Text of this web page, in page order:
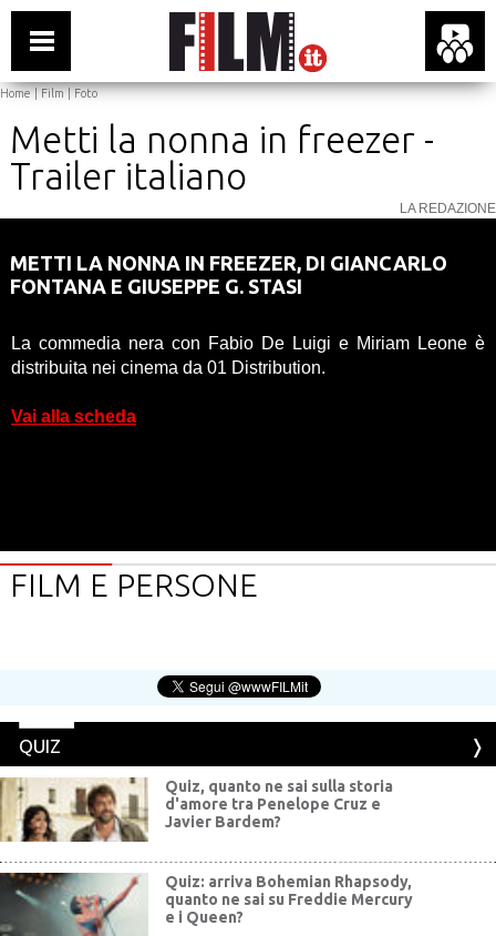
Home|Film|Foto
Metti la nonna in freezer -
Trailer italiano
LA REDAZIONE
METTI LA NONNA IN FREEZER, DI GIANCARLO
FONTANA E GIUSEPPE G. STASI
La commedia nera con Fabio De Luigi e Miriam Leone è
distribuita nei cinema da 01 Distribution.
Vai alla scheda
FILM E PERSONE
QUIZ
Quiz, quanto ne sai sulla storia
d'amore tra Penelope Cruz e
Javier Bardem?
Quiz: arriva Bohemian Rhapsody,
quanto ne sai su Freddie Mercury
e i Queen?